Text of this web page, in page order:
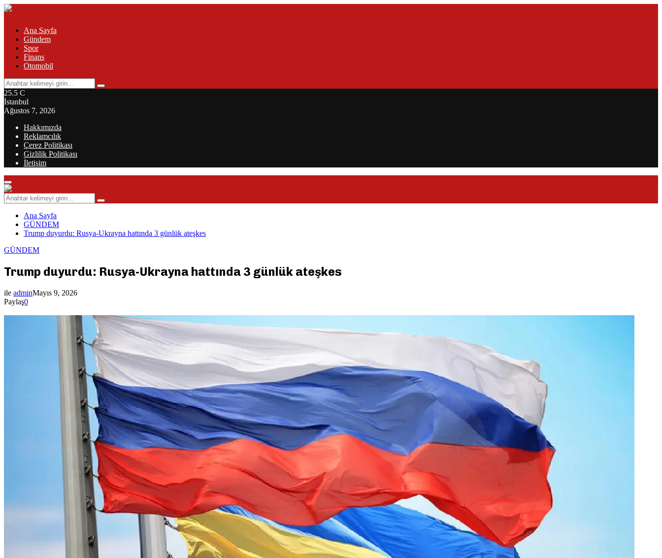
Ana Sayfa
Gündem
Spor
Finans
Otomobil
Search
for:
Search
25.5 C
İstanbul
Ağustos 7, 2026
Hakkımızda
Reklamcılık
Çerez Politikası
Gizlilik Politikası
İletişim
Primary
Menu
Search
for:
Search
Ana Sayfa
GÜNDEM
Trump duyurdu: Rusya-Ukrayna hattında 3 günlük ateşkes
GÜNDEM
Trump duyurdu: Rusya-Ukrayna hattında 3 günlük ateşkes
ile adminMayıs 9, 2026
Paylaş0